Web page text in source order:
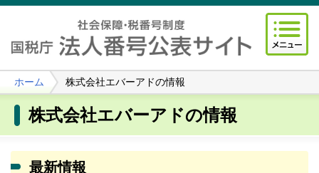
ホーム 株式会社エバーアドの情報
株式会社エバーアドの情報
最新情報